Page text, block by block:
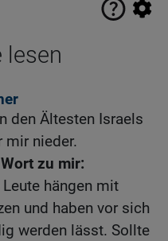
lesen
den Ältesten Israels
mir nieder.
zu mir:
hängen mit
und haben vor sich
werden lässt. Sollte